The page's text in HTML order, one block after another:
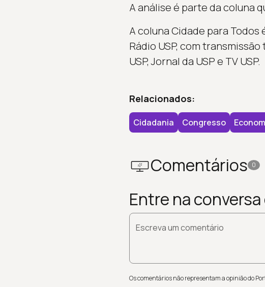
A análise é parte da coluna
A coluna Cidade para
Rádio USP, com
USP, Jornal da USP e TV USP.
Relacionados:
Cidadania Congresso
Comentários 0
Entre na
Escreva um comentário
Os comentários não representam a opinião do